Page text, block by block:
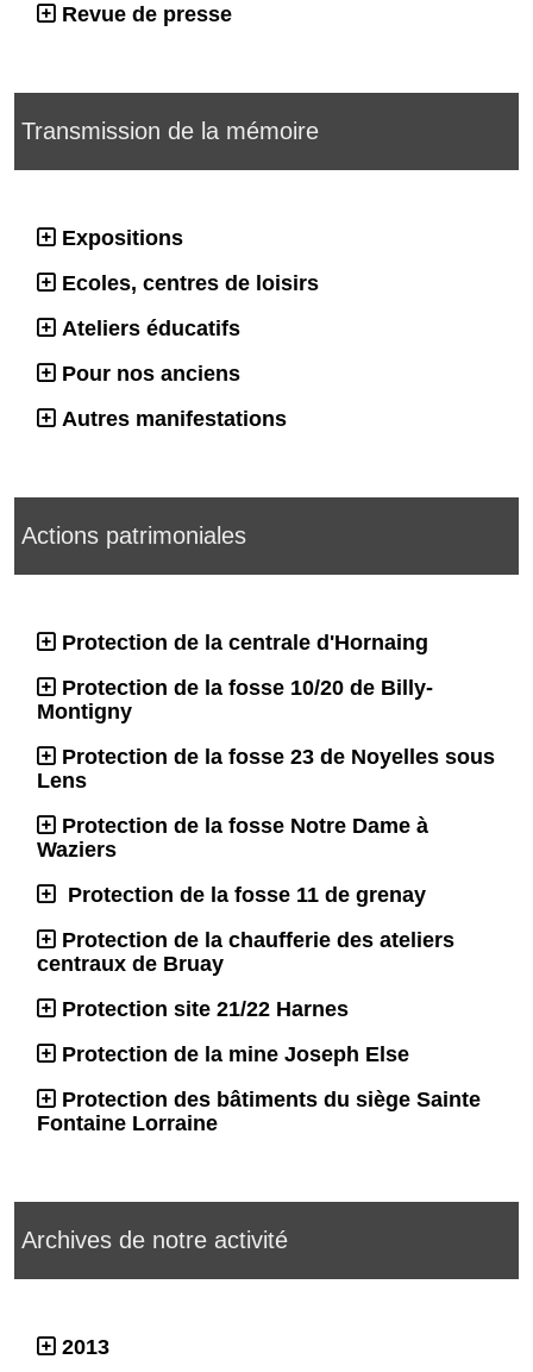
Revue de presse
Transmission de la mémoire
Expositions
Ecoles, centres de loisirs
Ateliers éducatifs
Pour nos anciens
Autres manifestations
Actions patrimoniales
Protection de la centrale d'Hornaing
Protection de la fosse 10/20 de Billy-
Montigny
Protection de la fosse 23 de Noyelles sous
Lens
Protection de la fosse Notre Dame à
Waziers
Protection de la fosse 11 de grenay
Protection de la chaufferie des ateliers
centraux de Bruay
Protection site 21/22 Harnes
Protection de la mine Joseph Else
Protection des bâtiments du siège Sainte
Fontaine Lorraine
Archives de notre activité
2013